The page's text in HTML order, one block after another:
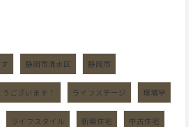
静岡市清水区 静岡市
ございます！ ライフステージ 環境学
ライフスタイル 新築住宅 中古住宅